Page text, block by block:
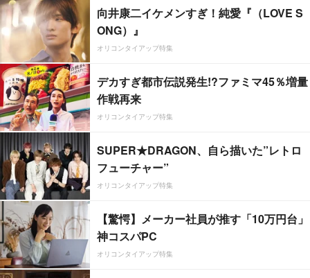
向井康二イケメンすぎ！純愛『（LOVE S
ONG）』
オリコンタイアップ特集
デカすぎ都市伝説発生!?ファミマ45％増量
作戦再来
オリコンタイアップ特集
SUPER★DRAGON、自ら描いた”レトロ
フューチャー”
オリコンタイアップ特集
【驚愕】メーカー社員が推す「10万円台」
神コスパPC
オリコンタイアップ特集